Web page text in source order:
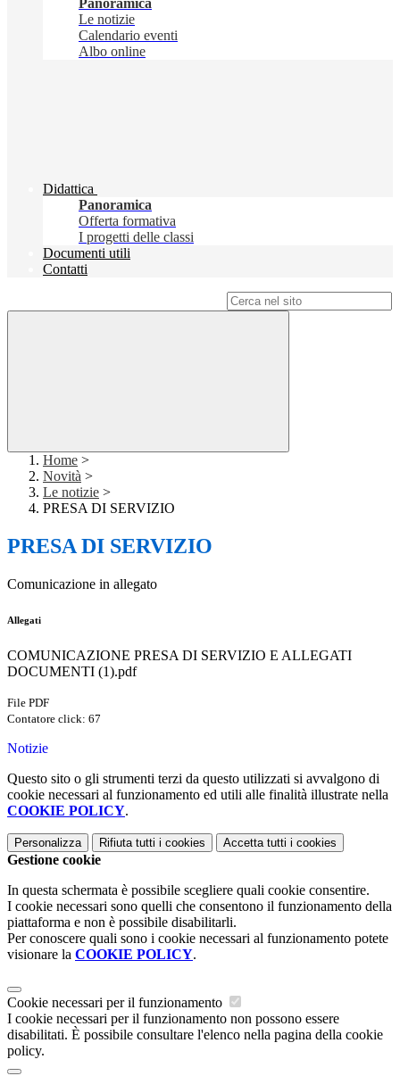
Panoramica
Le notizie
Calendario eventi
Albo online
Didattica
Panoramica
Offerta formativa
I progetti delle classi
Documenti utili
Contatti
Home >
Novità >
Le notizie >
PRESA DI SERVIZIO
PRESA DI SERVIZIO
Comunicazione in allegato
Allegati
COMUNICAZIONE PRESA DI SERVIZIO E ALLEGATI
DOCUMENTI (1).pdf
File PDF
Contatore click: 67
Notizie
Questo sito o gli strumenti terzi da questo utilizzati si avvalgono di
cookie necessari al funzionamento ed utili alle finalità illustrate nella
COOKIE POLICY.
Personalizza Rifiuta tutti i cookies Accetta tutti i cookies
Gestione cookie
In questa schermata è possibile scegliere quali cookie consentire.
I cookie necessari sono quelli che consentono il funzionamento della
piattaforma e non è possibile disabilitarli.
Per conoscere quali sono i cookie necessari al funzionamento potete
visionare la COOKIE POLICY.
Cookie necessari per il funzionamento
I cookie necessari per il funzionamento non possono essere
disabilitati. È possibile consultare l'elenco nella pagina della cookie
policy.